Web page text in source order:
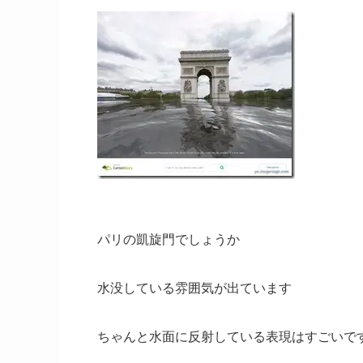
パリの凱旋門でしょうか
水没している雰囲気が出ています
ちゃんと水面に反射している表現はすごいで